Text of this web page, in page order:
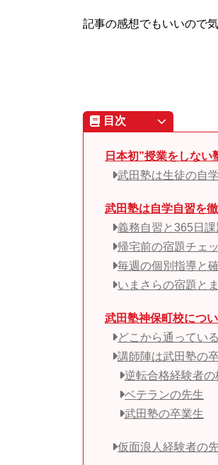
記事の感想でもいいので
目次
日本初”授業をしない
武田塾は生徒の自
武田塾は自学自習を
義務自習と365日課
帰宅前の宿題チェ
毎週の個別指導と
いまさらの宿題と
武田塾神保町校につ
どこから通ってい
講師陣は武田塾の
逆転合格経験者の
ベテランの先生
武田塾の卒業生
仮面浪人経験者の